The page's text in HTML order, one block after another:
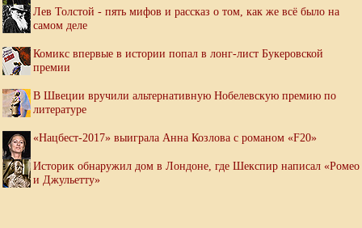
Лев Толстой - пять мифов и рассказ о том, как же всё было на
самом деле
Комикс впервые в истории попал в лонг-лист Букеровской
премии
В Швеции вручили альтернативную Нобелевскую премию по
литературе
«Нацбест-2017» выиграла Анна Козлова с романом «F20»
Историк обнаружил дом в Лондоне, где Шекспир написал «Ромео
и Джульетту»